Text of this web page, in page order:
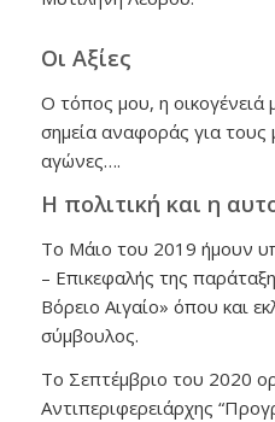
Οι Αξίες
Ο τόπος μου, η οικογένειά
σημεία αναφοράς για τους
αγώνες….
Η πολιτική και η
Το Μάιο του 2019 ήμουν
– Επικεφαλής της
Βόρειο Αιγαίο» όπου και
σύμβουλος.
Το Σεπτέμβριο του 2020
Αντιπεριφερειάρχης